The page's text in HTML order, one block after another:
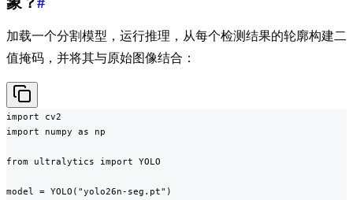
加载一个分割模型，运行推理，从每个检测结果的轮廓构建二
值掩码，并将其与原始图像结合：
import cv2
import numpy as np
from ultralytics import YOLO
model = YOLO("yolo26n-seg.pt")